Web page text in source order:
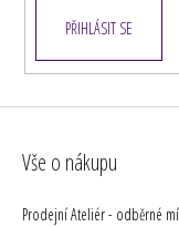
PŘIHLÁSIT SE
Vše o nákupu
Prodejní Ateliér - odběrné